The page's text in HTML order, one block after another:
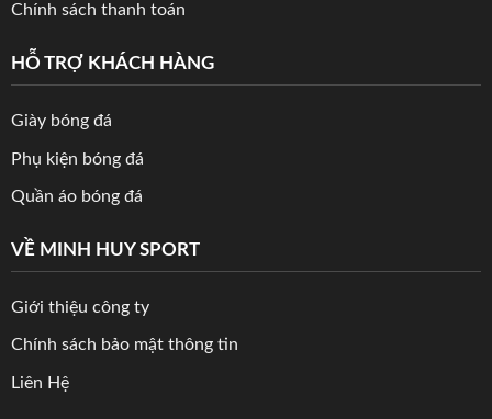
Chính sách thanh toán
HỖ TRỢ KHÁCH HÀNG
Giày bóng đá
Phụ kiện bóng đá
Quần áo bóng đá
VỀ MINH HUY SPORT
Giới thiệu công ty
Chính sách bảo mật thông tin
Liên Hệ